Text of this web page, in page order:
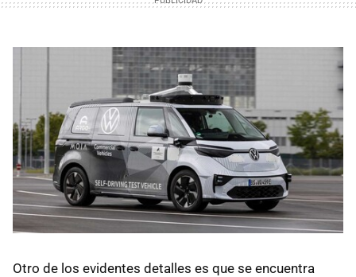
Otro de los evidentes detalles es que se encuentra